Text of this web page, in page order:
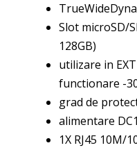
Slot microSD/
128GB)
utilizare in
functionare -
grad de
alimentare
1X RJ45